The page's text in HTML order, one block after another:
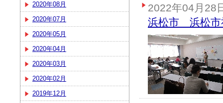
2020年08月
2020年07月
2020年05月
2020年04月
2020年03月
2020年02月
2019年12月
2022年04月28
浜松市 浜松市